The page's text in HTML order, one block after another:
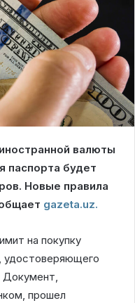
валюты
паспорта будет
Новые правила
gazeta.uz.
на покупку
удостоверяющего
Документ,
прошел